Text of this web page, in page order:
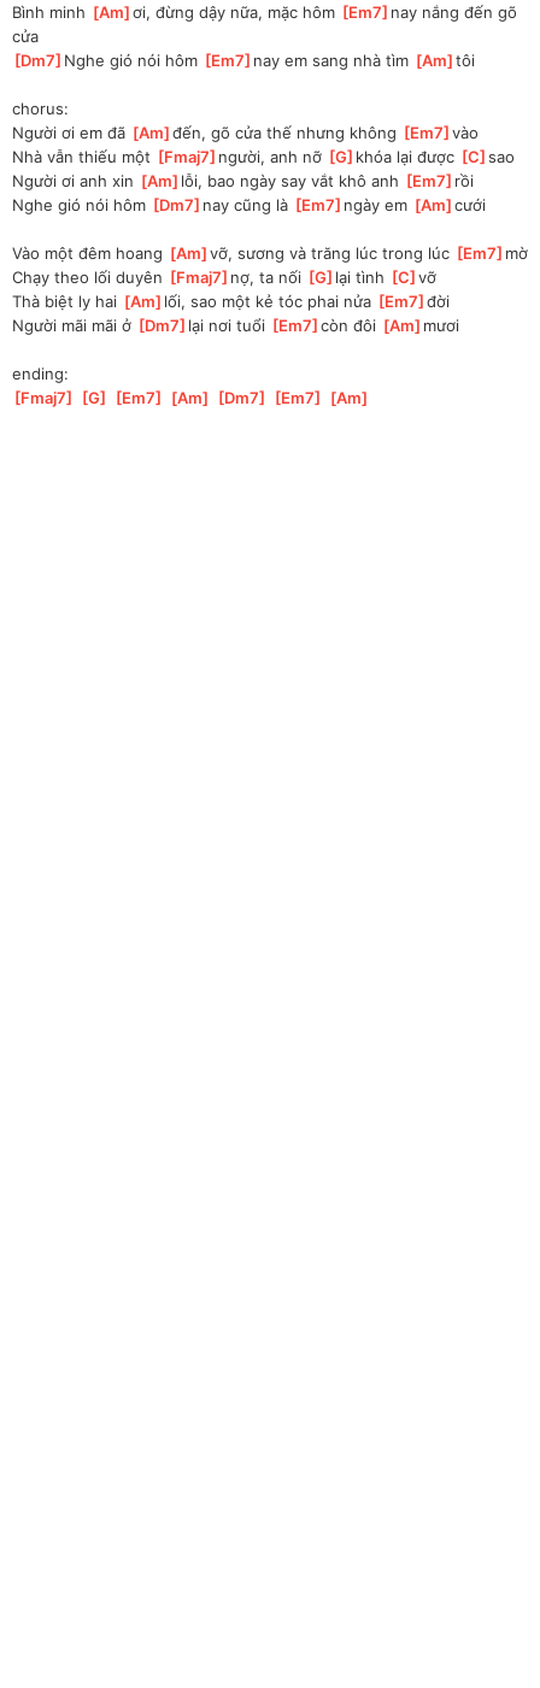
Bình minh [Am ]
ơi, đừng dậy nữa, mặc hôm [Em7 ]nay nắng đến gõ
cửa
[Dm7 ]Nghe gió nói hôm [Em7 ]nay em sang nhà tìm [Am ]tôi
chorus:
Người ơi em đã [Am ]
đến, gõ cửa thế nhưng không [Em7 ]
vào
Nhà vẫn thiếu một [Fmaj7 ]người, anh nỡ [G ]khóa lại được [C ]
sao
Người ơi anh xin [Am ]lỗi, bao ngày say vắt khô anh [Em7 ]rồi
Nghe gió nói hôm [Dm7 ]nay cũng là [Em7 ]ngày em [Am ]
cưới
Vào một đêm hoang [Am ]
vỡ, sương và trăng lúc trong lúc [Em7 ]mờ
Chạy theo lối duyên [Fmaj7 ]nợ, ta nối [G ]lại tình [C ]
vỡ
Thà biệt ly hai [Am ]lối, sao một kẻ tóc phai nửa [Em7 ]
đời
Người mãi mãi ở [Dm7 ]lại nơi tuổi [Em7 ]
còn đôi [Am ]mươi
ending:
[Fmaj7 [G [Em7 [Am [Dm7 [Em7 [Am